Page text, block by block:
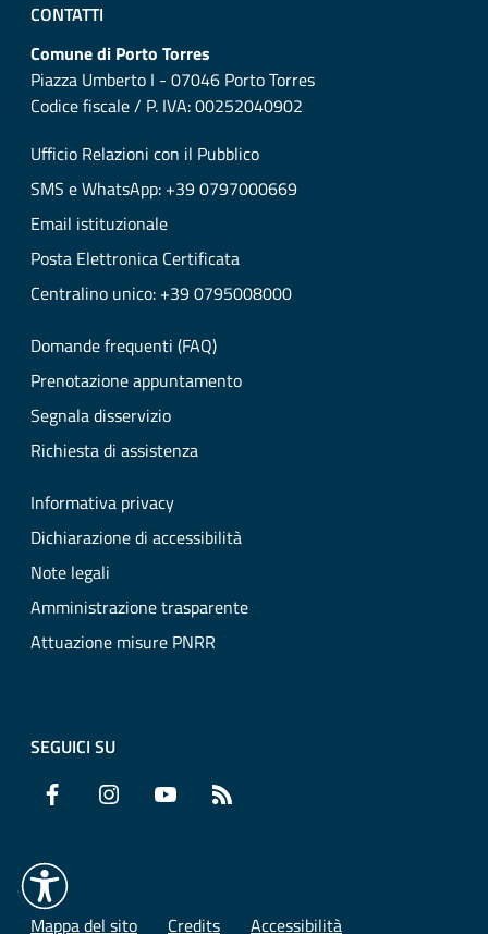
CONTATTI
Comune di Porto Torres
Piazza Umberto I - 07046 Porto Torres
Codice fiscale / P. IVA: 00252040902
Ufficio Relazioni con il Pubblico
SMS e WhatsApp: +39 0797000669
Email istituzionale
Posta Elettronica Certificata
Centralino unico: +39 0795008000
Domande frequenti (FAQ)
Prenotazione appuntamento
Segnala disservizio
Richiesta di assistenza
Informativa privacy
Dichiarazione di accessibilità
Note legali
Amministrazione trasparente
Attuazione misure PNRR
SEGUICI SU
Facebook Instagram YouTube
Mappa del sito Credits Accessibilità